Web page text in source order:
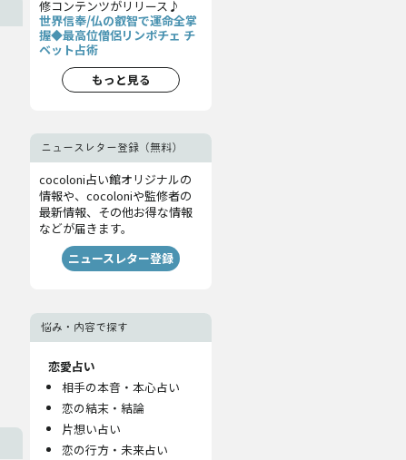
修コンテンツがリリース♪
世界信奉/仏の叡智で運命全掌
握◆最高位僧侶リンポチェ チ
ベット占術
もっと見る
ニュースレター登録（無料）
cocoloni占い館オリジナルの
情報や、cocoloniや監修者の
最新情報、その他お得な情報
などが届きます。
ニュースレター登録
悩み・内容で探す
恋愛占い
相手の本音・本心占い
恋の結末・結論
片想い占い
恋の行方・未来占い